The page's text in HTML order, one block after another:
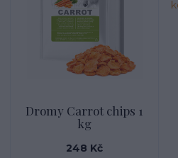
Dromy Carrot chips 1
kg
248 Kč